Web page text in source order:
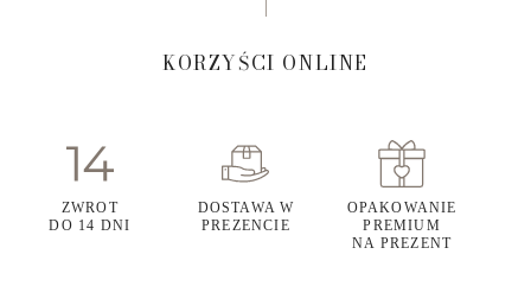
KORZYŚCI ONLINE
ZWROT
DO 14 DNI
DOSTAWA W
PREZENCIE
OPAKOWANIE
PREMIUM
NA PREZENT